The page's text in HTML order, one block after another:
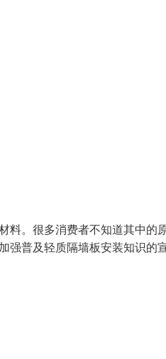
料。很多消费者不知道其中的
强普及轻质隔墙板安装知识的